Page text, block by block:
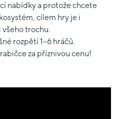
nabídky a protože chcete
cílem hry je i
trochu.
rozpětí 1–6 hráčů.
za příznivou cenu!